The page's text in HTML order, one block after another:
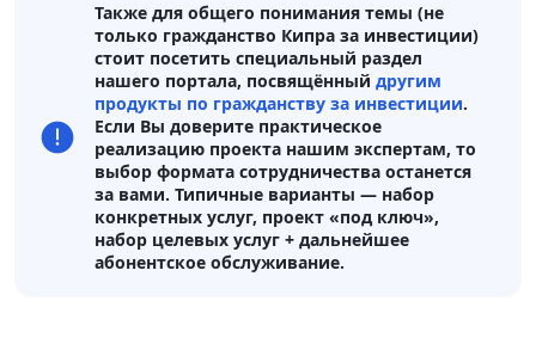
Также для общего понимания темы (не
только гражданство Кипра за инвестиции)
стоит посетить специальный раздел
нашего портала, посвящённый другим
продукты по гражданству за инвестиции.
Если Вы доверите практическое
реализацию проекта нашим экспертам, то
выбор формата сотрудничества останется
за вами. Типичные варианты — набор
конкретных услуг, проект «под ключ»,
набор целевых услуг + дальнейшее
абонентское обслуживание.